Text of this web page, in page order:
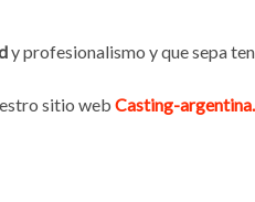
y profesionalismo y que sepa
sitio web Casting-